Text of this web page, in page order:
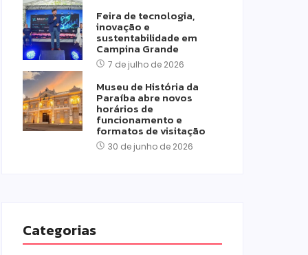
Feira de tecnologia,
inovação e
sustentabilidade em
Campina Grande
7 de julho de 2026
Museu de História da
Paraíba abre novos
horários de
funcionamento e
formatos de visitação
30 de junho de 2026
Categorias